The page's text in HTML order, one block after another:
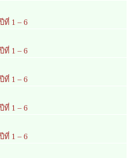
ที่ 1 – 6
ที่ 1 – 6
ที่ 1 – 6
ที่ 1 – 6
ที่ 1 – 6